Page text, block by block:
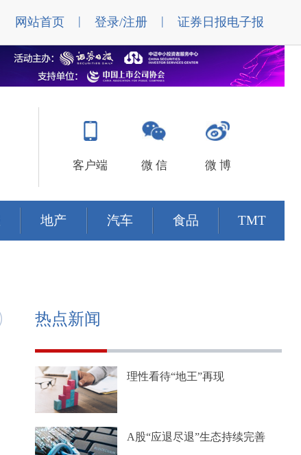
网站首页 | 登录/注册 | 证券日报电子报
客户端 微 信 微 博
地产 汽车 食品 TMT
热点新闻
理性看待“地王”再现
A股“应退尽退”生态持续完善